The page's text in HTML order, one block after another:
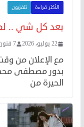
الأكثر قراءة تلفزيون
بعد كل شي ..
22 يوليو، 2026 7 فنون
مع الإعلان من
بدور مصطفى
الحيرة من